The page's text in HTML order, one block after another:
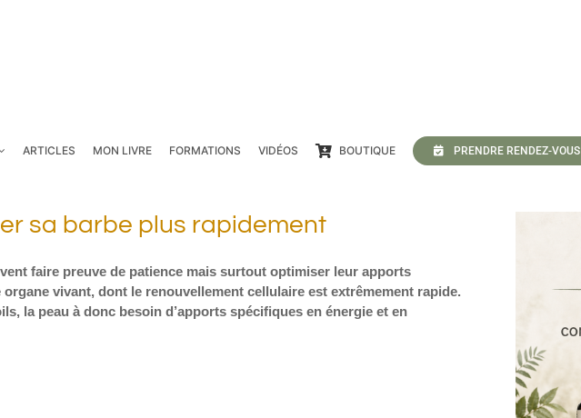
ARTICLES MON LIVRE FORMATIONS VIDÉOS BOUTIQUE PRENDRE RENDEZ-VOUS
sa barbe plus rapidement
faire preuve de patience mais surtout optimiser leur apports
vivant, dont le renouvellement cellulaire est extrêmement rapide.
la peau à donc besoin d’apports spécifiques en énergie et en